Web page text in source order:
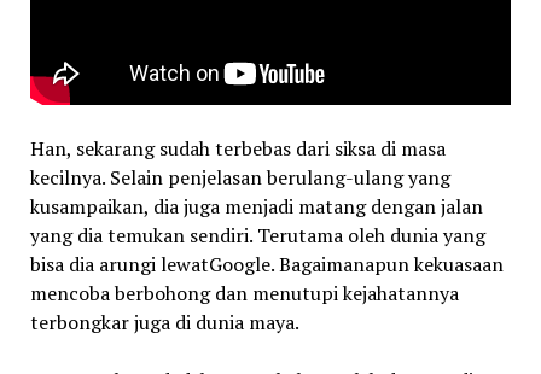
Han, sekarang sudah terbebas dari siksa di masa
kecilnya. Selain penjelasan berulang-ulang yang
kusampaikan, dia juga menjadi matang dengan jalan
yang dia temukan sendiri. Terutama oleh dunia yang
bisa dia arungi lewatGoogle. Bagaimanapun kekuasaan
mencoba berbohong dan menutupi kejahatannya
terbongkar juga di dunia maya.